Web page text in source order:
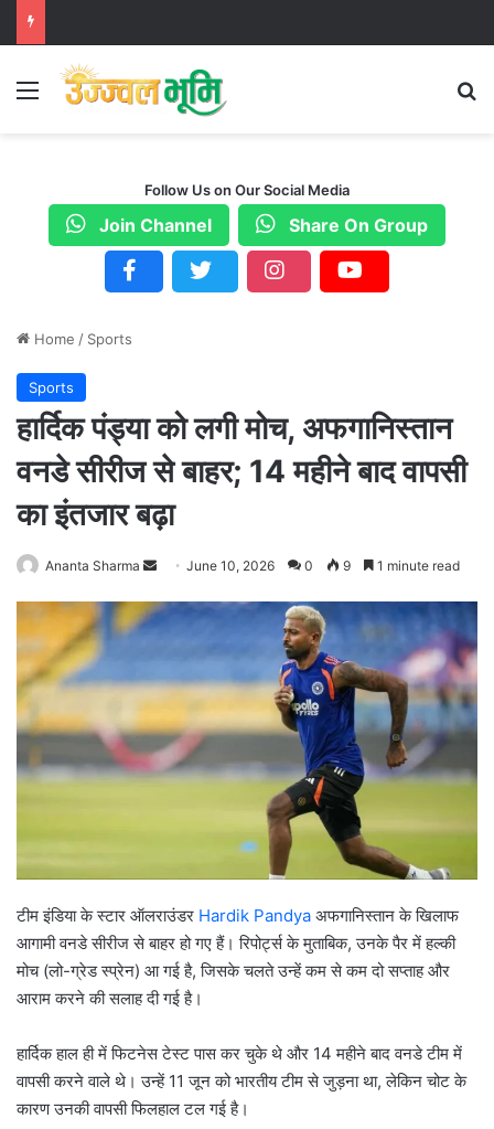
Menu
Follow Us on Our Social Media
Join Channel Share On Group
Home / Sports
Sports
हार्दिक पंड्या को लगी मोच, अफगानिस्तान
वनडे सीरीज से बाहर; 14 महीने बाद वापसी
का इंतजार बढ़ा
Ananta Sharma
n
n
e
m
a
June 10, 2026 0 9 1 minute read
टीम इंडिया के स्टार ऑलराउंडर Hardik Pandya अफगानिस्तान के खिलाफ
आगामी वनडे सीरीज से बाहर हो गए हैं। रिपोर्ट्स के मुताबिक, उनके पैर में हल्की
मोच (लो-ग्रेड स्प्रेन) आ गई है, जिसके चलते उन्हें कम से कम दो सप्ताह और
आराम करने की सलाह दी गई है।
हार्दिक हाल ही में फिटनेस टेस्ट पास कर चुके थे और 14 महीने बाद वनडे टीम में
वापसी करने वाले थे। उन्हें 11 जून को भारतीय टीम से जुड़ना था, लेकिन चोट के
कारण उनकी वापसी फिलहाल टल गई है।